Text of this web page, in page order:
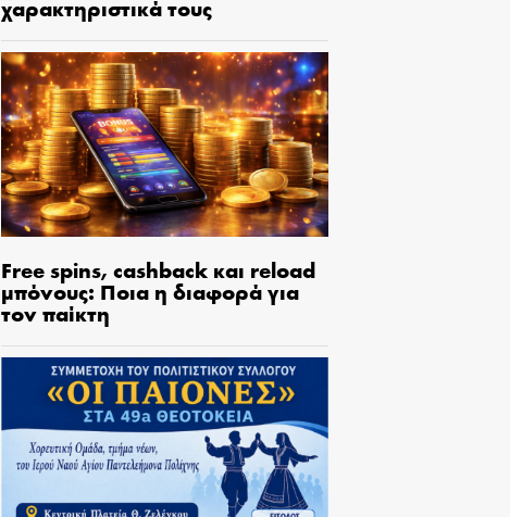
χαρακτηριστικά τους
Free spins, cashback και reload
μπόνους: Ποια η διαφορά για
τον παίκτη